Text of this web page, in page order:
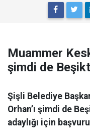
Muammer
şimdi de
Şişli Belediye
Orhan’ı şimdi de
adaylığı için